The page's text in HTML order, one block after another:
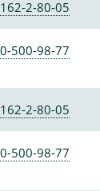
2-80-05
500-98-77
2-80-05
500-98-77